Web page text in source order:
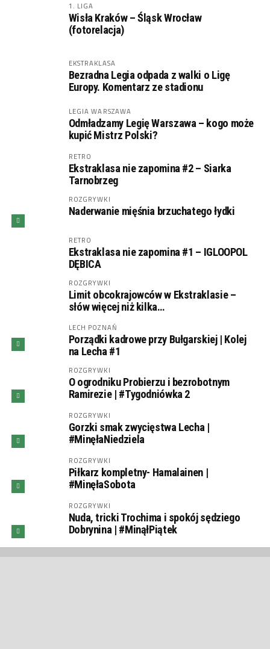
1. LIGA
Wisła Kraków – Śląsk Wrocław
(fotorelacja)
EKSTRAKLASA
Bezradna Legia odpada z walki o Ligę
Europy. Komentarz ze stadionu
LEGIA WARSZAWA
Odmładzamy Legię Warszawa – kogo może
kupić Mistrz Polski?
RETRO
Ekstraklasa nie zapomina #2 – Siarka
Tarnobrzeg
ROZGRYWKI
Naderwanie mięśnia brzuchatego łydki
RETRO
Ekstraklasa nie zapomina #1 – IGLOOPOL
DĘBICA
ROZGRYWKI
Limit obcokrajowców w Ekstraklasie –
słów więcej niż kilka…
LECH POZNAŃ
Porządki kadrowe przy Bułgarskiej | Kolej
na Lecha #1
ROZGRYWKI
O ogrodniku Probierzu i bezrobotnym
Ramirezie | #Tygodniówka 2
ROZGRYWKI
Gorzki smak zwycięstwa Lecha |
#MinęłaNiedziela
ROZGRYWKI
Piłkarz kompletny- Hamalainen |
#MinęłaSobota
ROZGRYWKI
Nuda, tricki Trochima i spokój sędziego
Dobrynina | #MinąłPiątek